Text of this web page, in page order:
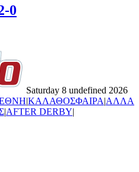
0
Saturday 8 undefined 2026
|ΚΑΛΑΘΟΣΦΑΙΡΑ|ΑΛΛΑ
|AFTER DERBY|